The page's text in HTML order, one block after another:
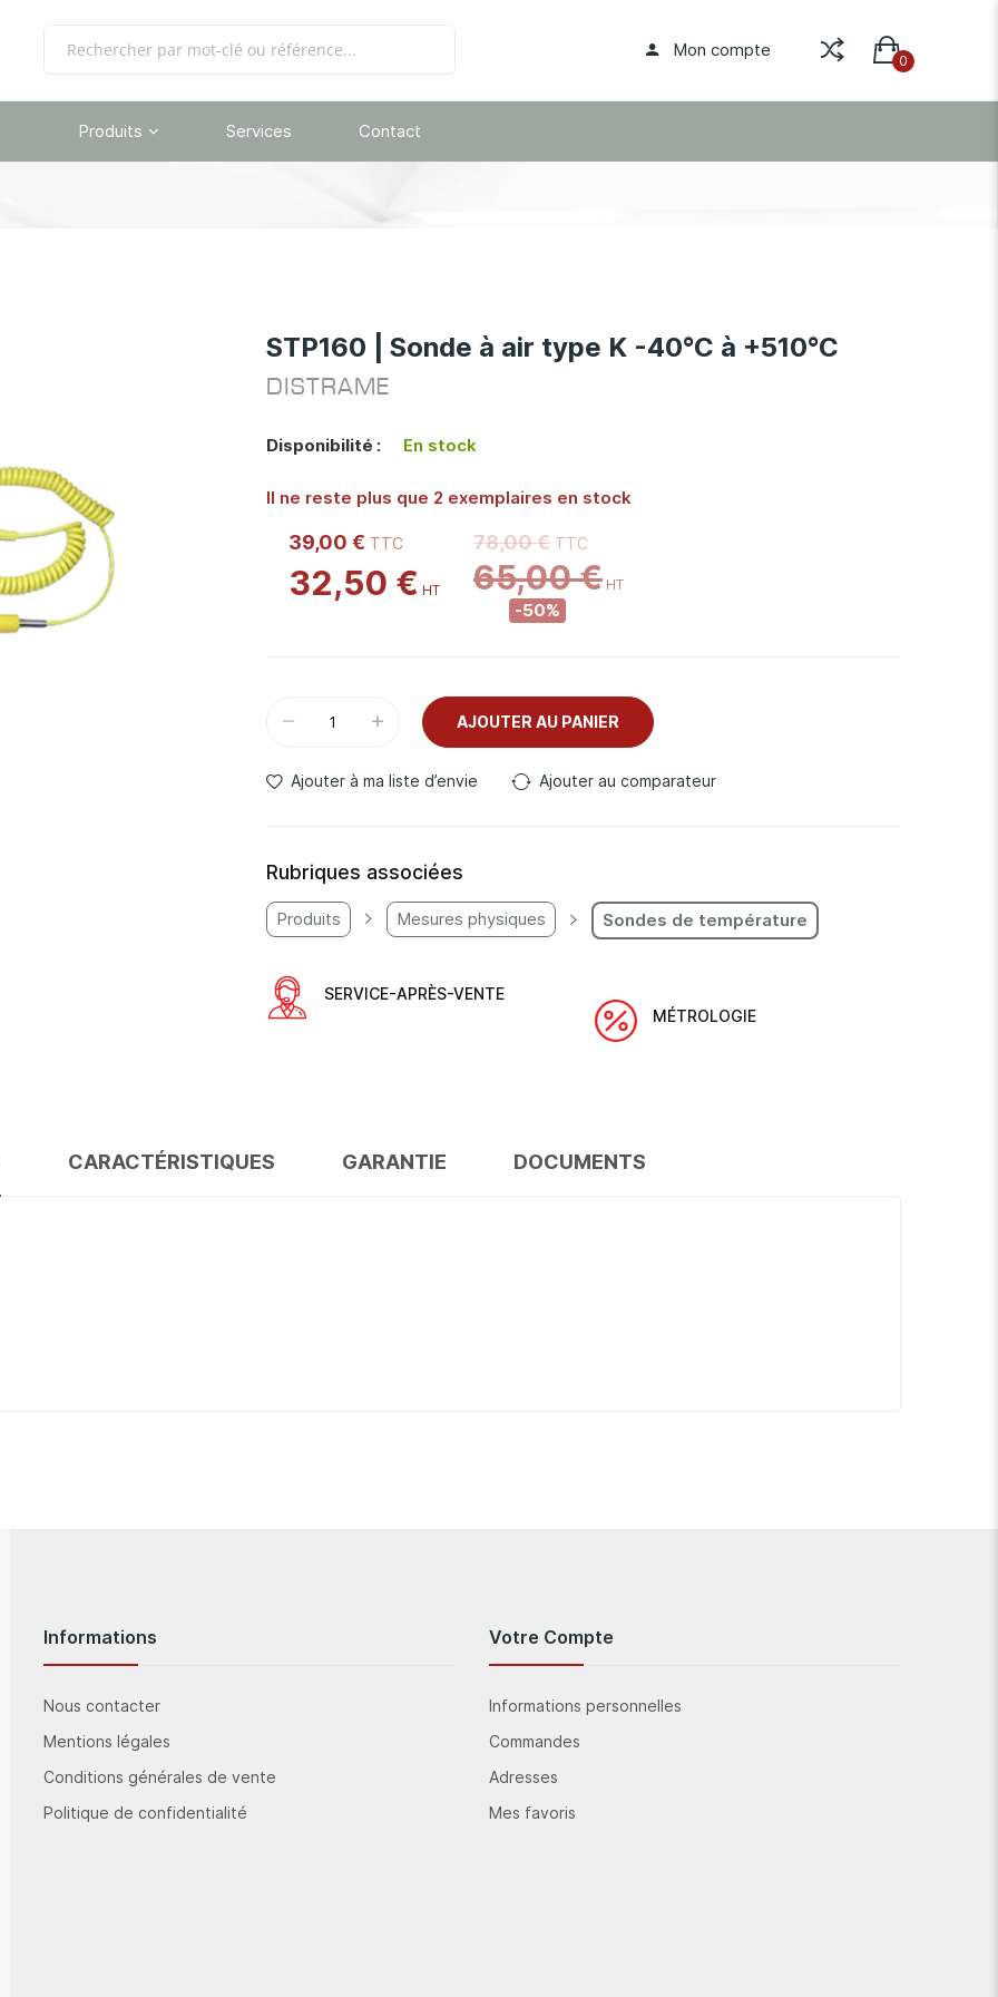
Mon compte
Produits Services Contact
STP160 | Sonde à air type K -40°C à +510°C
DISTRAME
Disponibilité : En stock
Il ne reste plus que 2 exemplaires en stock
39,00 €
32,50 €
78,00 €
65,00 €
-50%
AJOUTER AU PANIER
Ajouter à ma liste d’envie Ajouter au comparateur
Rubriques associées
Produits Mesures physiques Sondes de température
SERVICE-APRÈS-VENTE
MÉTROLOGIE
CARACTÉRISTIQUES GARANTIE DOCUMENTS
Informations
Nous contacter
Mentions légales
Conditions générales de vente
Politique de confidentialité
Votre Compte
Informations personnelles
Commandes
Adresses
Mes favoris